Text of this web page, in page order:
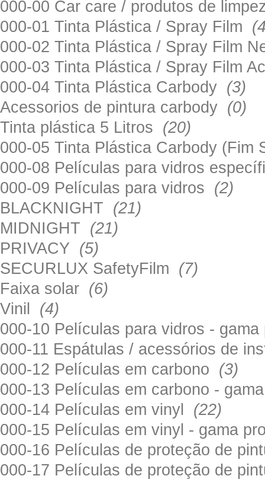
000-00 Car care / produtos de
000-01 Tinta Plástica / Spray Film
000-02 Tinta Plástica / Spray Film
000-03 Tinta Plástica / Spray Film
000-04 Tinta Plástica Carbody (3)
Acessorios de pintura carbody (0)
Tinta plástica 5 Litros (20)
000-05 Tinta Plástica Carbody
000-08 Películas para vidros
000-09 Películas para vidros (2)
BLACKNIGHT (21)
MIDNIGHT (21)
PRIVACY (5)
SECURLUX SafetyFilm (7)
Faixa solar (6)
Vinil (4)
000-10 Películas para vidros -
000-11 Espátulas / acessórios de
000-12 Películas em carbono (3)
000-13 Películas em carbono -
000-14 Películas em vinyl (22)
000-15 Películas em vinyl - gama
000-16 Películas de proteção de
000-17 Películas de proteção de